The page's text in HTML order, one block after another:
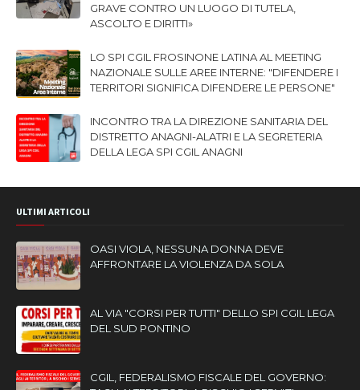
GRAVE CONTRO UN LUOGO DI TUTELA,
ASCOLTO E DIRITTI»
LO SPI CGIL FROSINONE LATINA AL MEETING
NAZIONALE SULLE AREE INTERNE: "DIFENDERE I
TERRITORI SIGNIFICA DIFENDERE LE PERSONE"
INCONTRO TRA LA DIREZIONE SANITARIA DEL
DISTRETTO ANAGNI-ALATRI E LA SEGRETERIA
DELLA LEGA SPI CGIL ANAGNI
ULTIMI ARTICOLI
OASI VIOLA, NESSUNA DONNA DEVE
AFFRONTARE LA VIOLENZA DA SOLA
AL VIA "CORSI PER TUTTI" DELLO SPI CGIL LEGA
DEL SUD PONTINO
CGIL, FEDERALISMO FISCALE DEL GOVERNO: